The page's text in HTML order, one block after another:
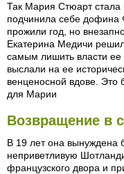
Так Мария Стюарт
подчинила себе
прожили год, но
Екатерина Медичи
самым лишить власти
выслали на ее
венценосной вдове. Это
для Марии
Возвращение в
В 19 лет она вынуждена
неприветливую
французского двора и